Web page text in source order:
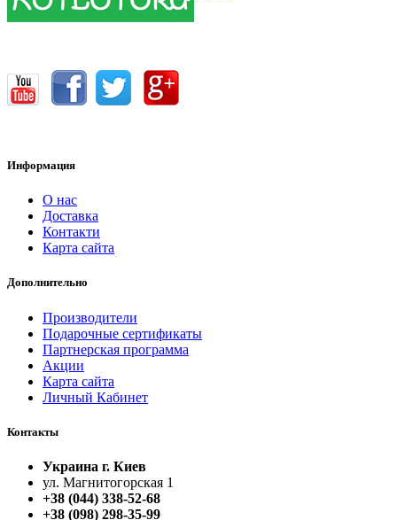
Информация
О нас
Доставка
Контакти
Карта сайта
Дополнительно
Производители
Подарочные сертификаты
Партнерская программа
Акции
Карта сайта
Личный Кабинет
Контакты
Украина г. Киев
ул. Магнитогорская 1
+38 (044) 338-52-68
+38 (098) 298-35-99